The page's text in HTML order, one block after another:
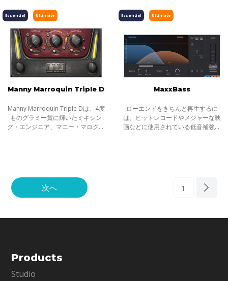
ーの設定とか、そんな技術的な話で
ドは、いまでも世界中のヒットレコ
Ultimate
Essential
Manny Marroquin Triple D
Manny Marroquin Triple Dは、4度
ものグラミー賞に輝いたミキシン
グ・エンジニア、マニー・マロクィ
Ultimate
Essential
MaxxBass
ローエンドをきちんと再生するに
は、ヒットレコードやメジャーな映
画などに使用されている低音補強テ
次へ 1
Products
Studio